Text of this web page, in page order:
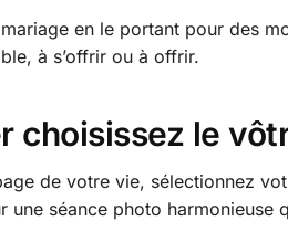
en le portant pour des
à s’offrir ou à offrir.
choisissez le
de votre vie, sélectionnez
une séance photo harmonieuse